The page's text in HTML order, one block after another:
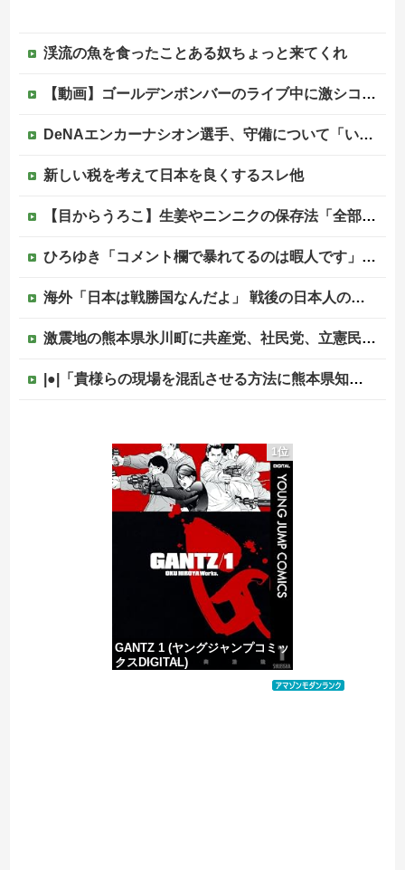
渓流の魚を食ったことある奴ちょっと来てくれ
【動画】ゴールデンボンバーのライブ中に激シコ女さんが乱入してしまうｗｗｗｗｗ
DeNAエンカーナシオン選手、守備について「いくら得点しても、エラーを重ねれば逆転されてしまう。そういう意味から自分にとっては、打撃よりも守備の方が大事」
新しい税を考えて日本を良くするスレ他
【目からうろこ】生姜やニンニクの保存法「全部すりおろしてぴちっとして冷凍」
ひろゆき「コメント欄で暴れてるのは暇人です」→ネット民、一言で片付けられてしまうｗｗｗｗｗ
海外「日本は戦勝国なんだよ」 戦後の日本人の特別な生き様に各国から称賛の声
激震地の熊本県氷川町に共産党、社民党、立憲民政党等の左派の救援は影すら見えず。住民苦言
|●|「貴様らの現場を混乱させる方法に熊本県知事が激怒してんだよ」と報道特集の非常識すぎる要求に視聴者激怒仕事に矜持とかないのかね？、
【悲報】クマ駆除で町役場に抗議電話殺到…職員「業務になりません」
避難所に土足でズカズカと入ってきて勝手に動画や写真を撮影したメディア取材陣、挙句の果てに要求してきたのは……
被災者で湧き水が有難い「土葬は絶対にダメだ】
1位
GANTZ 1 (ヤングジャンプコミッ
クスDIGITAL)
価格：¥617